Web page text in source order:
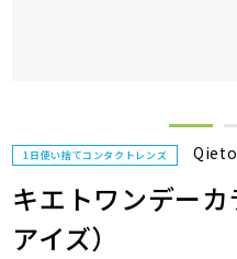
1日使い捨てコンタクトレンズ Qieto
キエトワンデー
アイズ）